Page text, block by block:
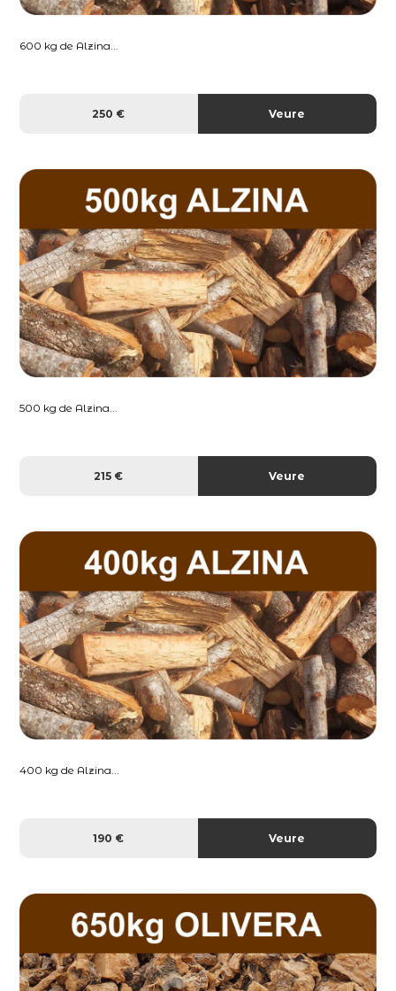
600 kg de Alzina...
250 € Veure
500 kg de Alzina...
215 € Veure
400 kg de Alzina...
190 € Veure